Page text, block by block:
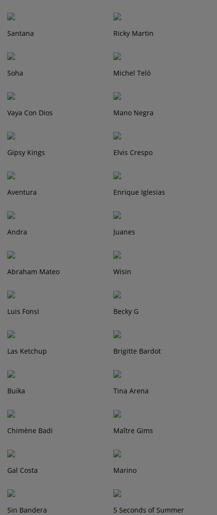
Santana Ricky Martin
Soha Michel Teló
Vaya Con Dios Mano Negra
Gipsy Kings Elvis Crespo
Aventura Enrique Iglesias
Andra Juanes
Abraham Mateo Wisin
Luis Fonsi Becky G
Las Ketchup Brigitte Bardot
Buika Tina Arena
Chimène Badi Maître Gims
Gal Costa Marino
Sin Bandera 5 Seconds of Summer